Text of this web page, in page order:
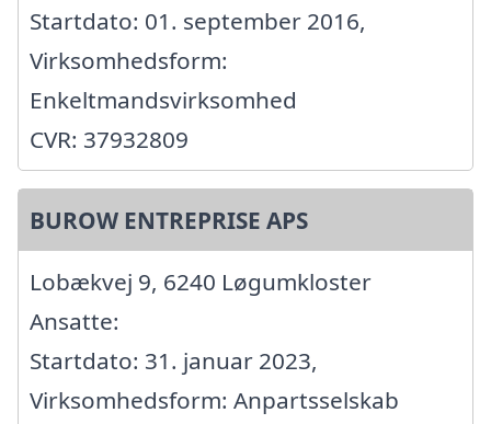
Startdato: 01. september 2016,
Virksomhedsform:
Enkeltmandsvirksomhed
CVR: 37932809
BUROW ENTREPRISE APS
Lobækvej 9, 6240 Løgumkloster
Ansatte:
Startdato: 31. januar 2023,
Virksomhedsform: Anpartsselskab